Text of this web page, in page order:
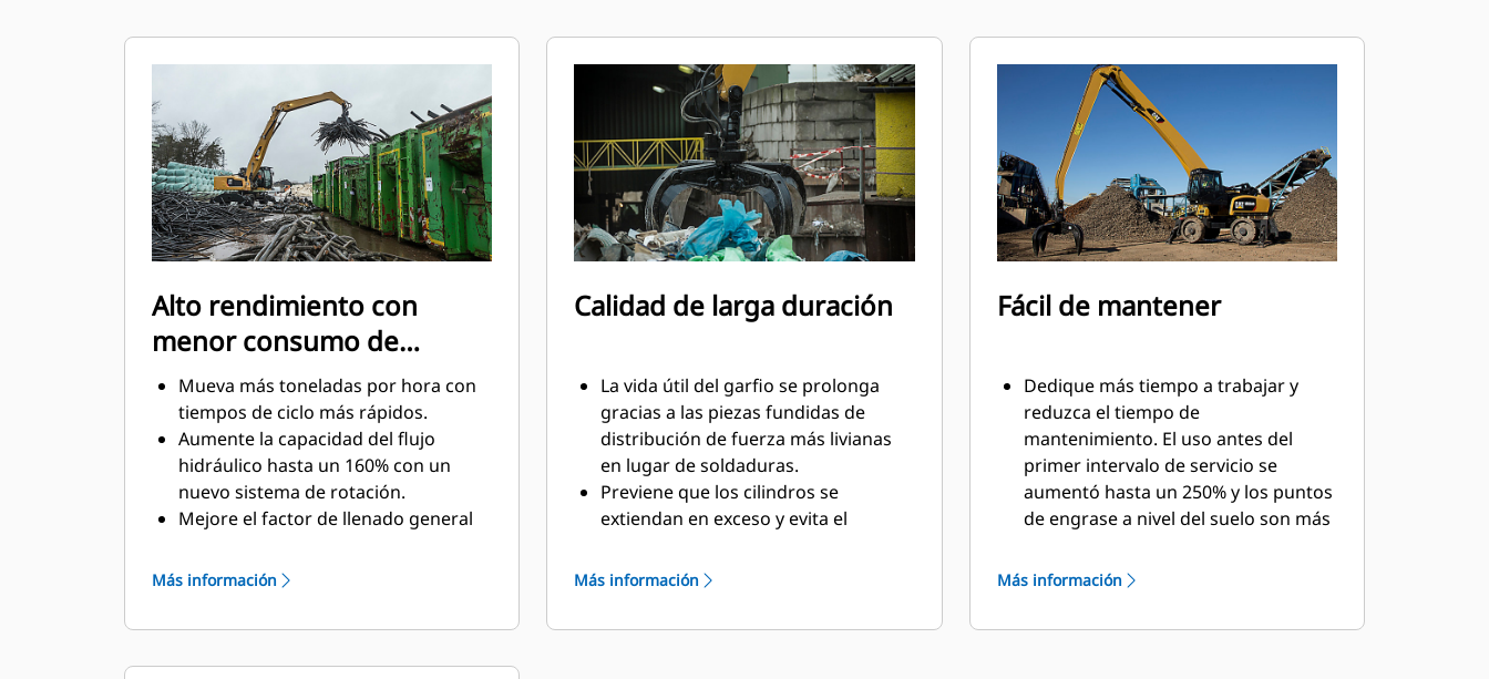
Alto rendimiento con
menor consumo de
combustible
Mueva más toneladas por hora con
tiempos de ciclo más rápidos.
Aumente la capacidad del flujo
hidráulico hasta un 160% con un
nuevo sistema de rotación.
Mejore el factor de llenado general
curvatura perfilada de los dientes.
preprogramadas con un ajuste de
Más información
Calidad de larga duración
La vida útil del garfio se prolonga
gracias a las piezas fundidas de
distribución de fuerza más livianas
en lugar de soldaduras.
Previene que los cilindros se
extiendan en exceso y evita el
de articulación y las puntas de los
inferiores resistentes a la abrasión
Más información
Fácil de mantener
Dedique más tiempo a trabajar y
reduzca el tiempo de
mantenimiento. El uso antes del
primer intervalo de servicio se
aumentó hasta un 250% y los puntos
de engrase a nivel del suelo son más
Se cambió la distribución de los
y están protegidos en el interior del
Más información